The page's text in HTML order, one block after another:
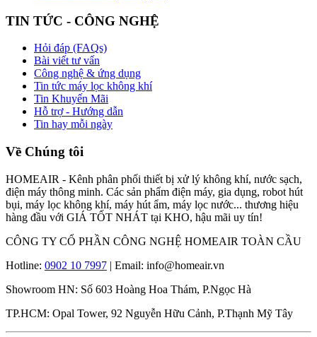
TIN TỨC - CÔNG NGHỆ
Hỏi đáp (FAQs)
Bài viết tư vấn
Công nghệ & ứng dụng
Tin tức máy lọc không khí
Tin Khuyến Mãi
Hỗ trợ - Hướng dẫn
Tin hay mỗi ngày
Về Chúng tôi
HOMEAIR - Kênh phân phối thiết bị xử lý không khí, nước sạch,
điện máy thông minh. Các sản phẩm điện máy, gia dụng, robot hút
bụi, máy lọc không khí, máy hút ẩm, máy lọc nước... thương hiệu
hàng đầu với GIÁ TỐT NHÁT tại KHO, hậu mãi uy tín!
CÔNG TY CỔ PHẦN CÔNG NGHỆ HOMEAIR TOÀN CẦU
Hotline: 0902 10 7997 | Email: info@homeair.vn
Showroom HN: Số 603 Hoàng Hoa Thám, P.Ngọc Hà
TP.HCM: Opal Tower, 92 Nguyễn Hữu Cảnh, P.Thạnh Mỹ Tây